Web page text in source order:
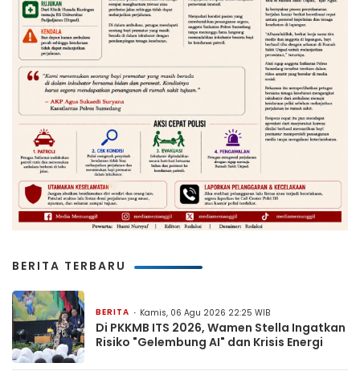
BERITA TERBARU
BERITA Kamis, 06 Agu 2026 22:25 WIB
Di PKKMB ITS 2026, Wamen Stella Ingatkan
Risiko "Gelembung AI" dan Krisis Energi